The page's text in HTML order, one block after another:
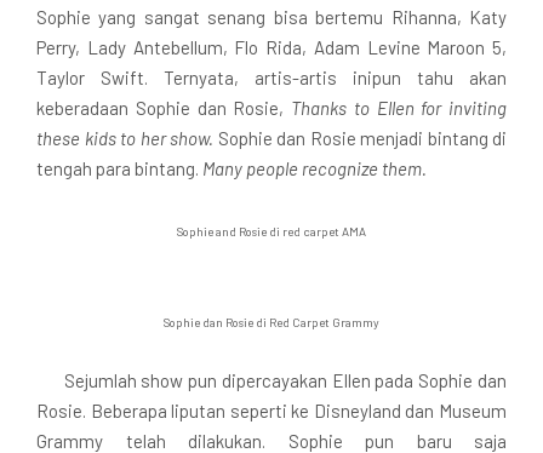
Sophie yang sangat senang bisa bertemu Rihanna, Katy
Perry, Lady Antebellum, Flo Rida, Adam Levine Maroon 5,
Taylor Swift. Ternyata, artis-artis inipun tahu akan
keberadaan Sophie dan Rosie, Thanks to Ellen for inviting
these kids to her show. Sophie dan Rosie menjadi bintang di
tengah para bintang. Many people recognize them.
Sophie and Rosie di red carpet AMA
Sophie dan Rosie di Red Carpet Grammy
Sejumlah show pun dipercayakan Ellen pada Sophie dan
Rosie. Beberapa liputan seperti ke Disneyland dan Museum
Grammy telah dilakukan. Sophie pun baru saja